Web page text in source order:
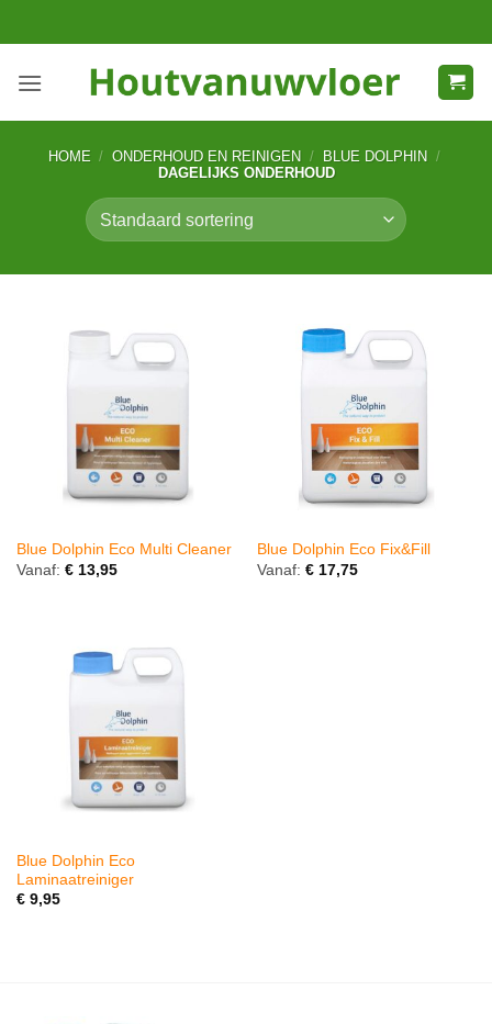
naar
HOME / ONDERHOUD EN REINIGEN / BLUE DOLPHIN /
DAGELIJKS ONDERHOUD
Blue Dolphin Eco Multi Cleaner
Vanaf: €13,95
Blue Dolphin Eco Fix&Fill
Vanaf: €17,75
Blue Dolphin Eco
Laminaatreiniger
€9,95